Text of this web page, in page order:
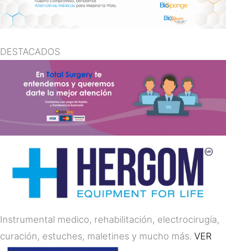
DESTACADOS
Instrumental medico, rehabilitación, electrocirugía,
curación, estuches, maletines y mucho más. VER